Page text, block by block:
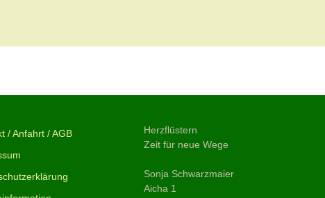
/ Anfahrt / AGB
Herzflüstern
Zeit für neue Wege
Sonja Schwarzmaier
Aicha 1